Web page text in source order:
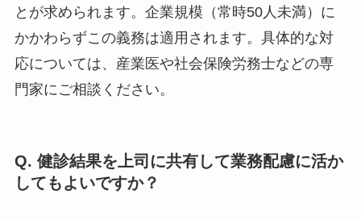
とが求められます。企業規模（常時50人未満）に
かかわらずこの義務は適用されます。具体的な対
応については、産業医や社会保険労務士などの専
門家にご相談ください。
Q. 健診結果を上司に共有して業務配慮に活か
してもよいですか？